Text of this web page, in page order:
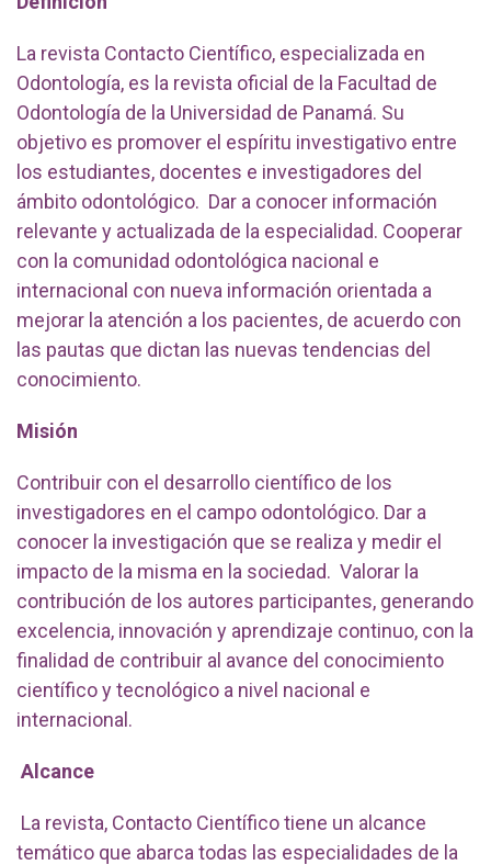
La revista Contacto Científico, especializada en
Odontología, es la revista oficial de la Facultad de
Odontología de la Universidad de Panamá. Su
objetivo es promover el espíritu investigativo entre
los estudiantes, docentes e investigadores del
ámbito odontológico. Dar a conocer información
relevante y actualizada de la especialidad. Cooperar
con la comunidad odontológica nacional e
internacional con nueva información orientada a
mejorar la atención a los pacientes, de acuerdo con
las pautas que dictan las nuevas tendencias del
conocimiento.
Misión
Contribuir con el desarrollo científico de los
investigadores en el campo odontológico. Dar a
conocer la investigación que se realiza y medir el
impacto de la misma en la sociedad. Valorar la
contribución de los autores participantes, generando
excelencia, innovación y aprendizaje continuo, con la
finalidad de contribuir al avance del conocimiento
científico y tecnológico a nivel nacional e
internacional.
Alcance
La revista, Contacto Científico tiene un alcance
temático que abarca todas las especialidades de la